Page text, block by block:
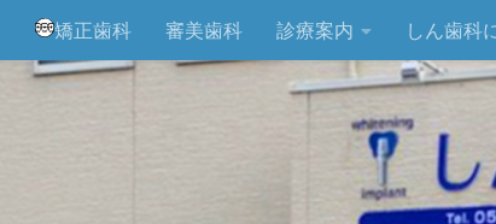
矯正歯科 審美歯科 診療案内 しん歯科